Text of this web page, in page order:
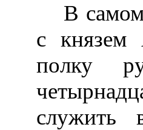
В самом
с князем
полку
служить